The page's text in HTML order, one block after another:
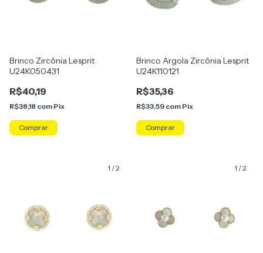
Brinco Zircônia Lesprit
U24K050431
R$40,19
R$38,18 com Pix
Comprar
Brinco Argola Zircônia Lesprit
U24K110121
R$35,36
R$33,59 com Pix
1 /2 1 /2